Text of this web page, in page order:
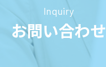
Inquiry
お問い合わせ